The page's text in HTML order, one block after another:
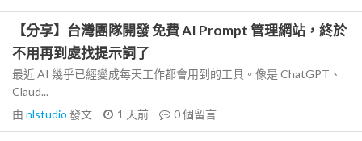
【分享】台灣團隊開發 免費 AI Prompt 管理網站，終於
不用再到處找提示詞了
最近 AI 幾乎已經變成每天工作都會用到的工具。像是 ChatGPT、
Claud...
由 nlstudio 發文 1 天前 0個留言